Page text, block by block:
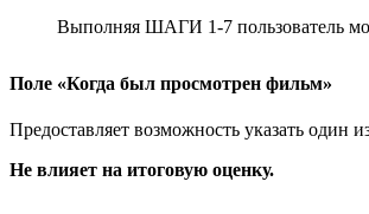
Выполняя ШАГИ 1-7 пользователь
Поле «Когда был просмотрен фильм»
Предоставляет возможность указать один
Не влияет на итоговую оценку.